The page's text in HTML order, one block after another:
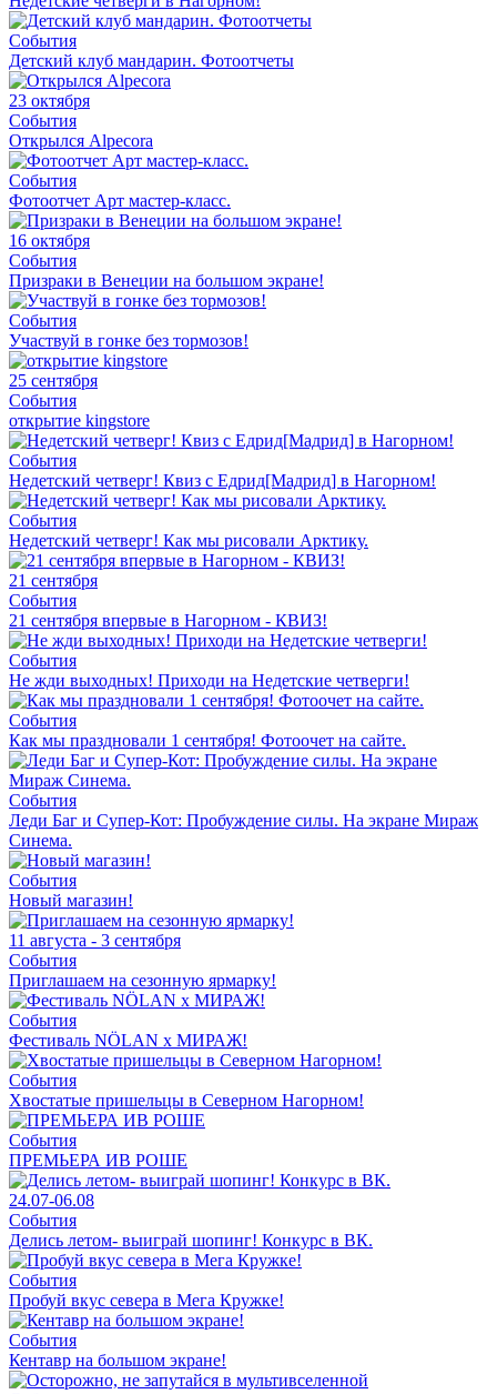
События
Детский клуб мандарин. Фотоотчеты
23 октября
События
Открылся Alpecora
События
Фотоотчет Арт мастер-класс.
16 октября
События
Призраки в Венеции на большом экране!
События
Участвуй в гонке без тормозов!
25 сентября
События
открытие kingstore
События
Недетский четверг! Квиз с Едрид[Мадрид] в Нагорном!
События
Недетский четверг! Как мы рисовали Арктику.
21 сентября
События
21 сентября впервые в Нагорном - КВИЗ!
События
Не жди выходных! Приходи на Недетские четверги!
События
Как мы праздновали 1 сентября! Фотоочет на сайте.
События
Леди Баг и Супер-Кот: Пробуждение силы. На экране Мираж
Синема.
События
Новый магазин!
11 августа - 3 сентября
События
Приглашаем на сезонную ярмарку!
События
Фестиваль NÖLAN x МИРАЖ!
События
Хвостатые пришельцы в Северном Нагорном!
События
ПРЕМЬЕРА ИВ РОШЕ
24.07-06.08
События
Делись летом- выиграй шопинг! Конкурс в ВК.
События
Пробуй вкус севера в Мега Кружке!
События
Кентавр на большом экране!